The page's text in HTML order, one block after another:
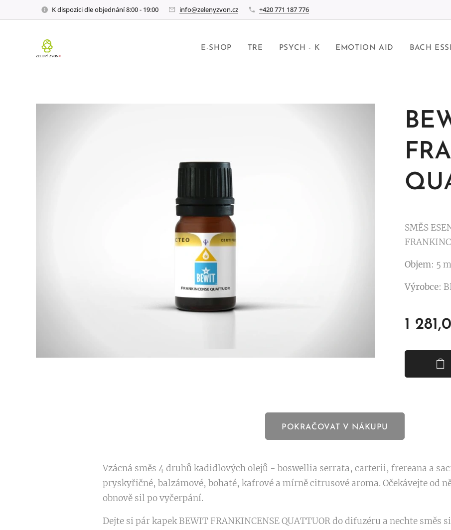
K dispozici dle objednání 8:00 - 19:00 info@zelenyzvon.cz +420 771 187 776
E-SHOP TRE PSYCH - K EMOTION AID BACH
SMĚS
Objem: 5
Výrobce:
1
POKRAČOVAT V NÁKUPU
Vzácná směs 4 druhů kadidlových olejů - boswellia serrata, carterii, frereana a
pryskyřičné, balzámové, bohaté, kafrové a mírně citrusové aroma. Očekávejte od
obnově sil po vyčerpání.
Dejte si pár kapek BEWIT FRANKINCENSE QUATTUOR do difuzéru a nechte směs